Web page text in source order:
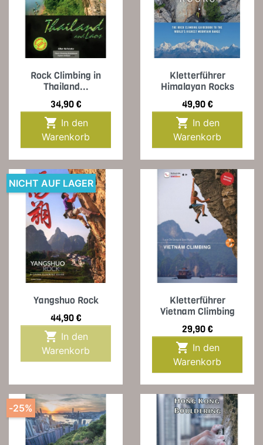
Rock Climbing in
Thailand...
Preis
34,90 €

Warenkorb
Kletterführer
Himalayan Rocks
Preis
49,90 €

Warenkorb
Yangshuo Rock
Preis
44,90 €

Warenkorb
NICHT AUF LAGER
Kletterführer
Vietnam Climbing
Preis
29,90 €

Warenkorb
-25%